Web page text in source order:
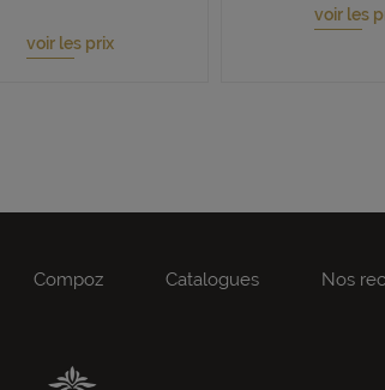
voir les prix
voir les
Compoz Catalogues Nos